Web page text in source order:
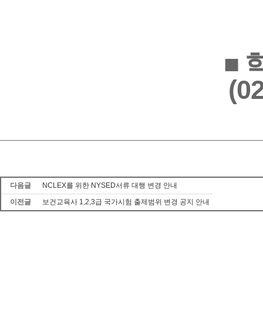
■
다음글
NCLEX를 위한 NYSED서류 대행 변경 안내
이전글
보건교육사 1,2,3급 국가시험 출제범위 변경 공지 안내